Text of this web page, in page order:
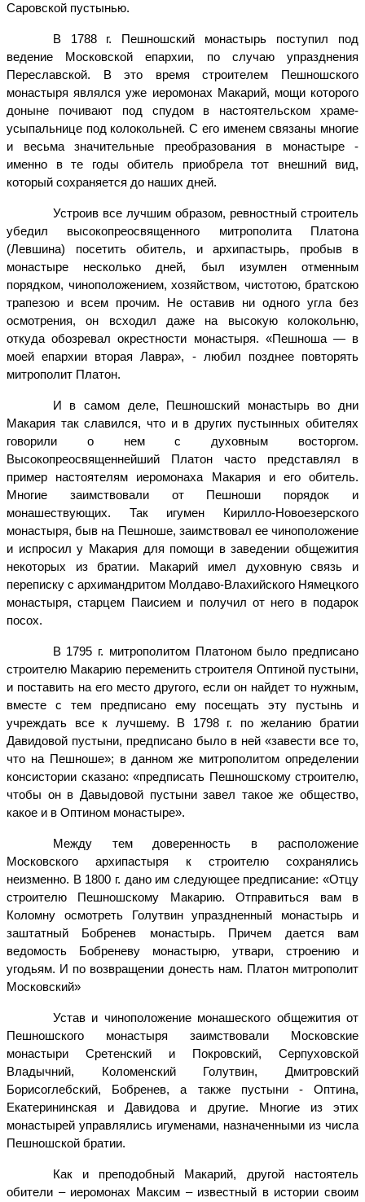
Саровской пустынью.
В 1788 г. Пешношский монастырь поступил под
ведение Московской епархии, по случаю упразднения
Переславской. В это время строителем Пешношского
монастыря являлся уже иеромонах Макарий, мощи которого
доныне почивают под спудом в настоятельском храме-
усыпальнице под колокольней. С его именем связаны многие
и весьма значительные преобразования в монастыре -
именно в те годы обитель приобрела тот внешний вид,
который сохраняется до наших дней.
Устроив все лучшим образом, ревностный строитель
убедил высокопреосвященного митрополита Платона
(Левшина) посетить обитель, и архипастырь, пробыв в
монастыре несколько дней, был изумлен отменным
порядком, чиноположением, хозяйством, чистотою, братскою
трапезою и всем прочим. Не оставив ни одного угла без
осмотрения, он всходил даже на высокую колокольню,
откуда обозревал окрестности монастыря. «Пешноша — в
моей епархии вторая Лавра», - любил позднее повторять
митрополит Платон.
И в самом деле, Пешношский монастырь во дни
Макария так славился, что и в других пустынных обителях
говорили о нем с духовным восторгом.
Высокопреосвященнейший Платон часто представлял в
пример настоятелям иеромонаха Макария и его обитель.
Многие заимствовали от Пешноши порядок и
монашествующих. Так игумен Кирилло-Новоезерского
монастыря, быв на Пешноше, заимствовал ее чиноположение
и испросил у Макария для помощи в заведении общежития
некоторых из братии. Макарий имел духовную связь и
переписку с архимандритом Молдаво-Влахийского Нямецкого
монастыря, старцем Паисием и получил от него в подарок
посох.
В 1795 г. митрополитом Платоном было предписано
строителю Макарию переменить строителя Оптиной пустыни,
и поставить на его место другого, если он найдет то нужным,
вместе с тем предписано ему посещать эту пустынь и
учреждать все к лучшему. В 1798 г. по желанию братии
Давидовой пустыни, предписано было в ней «завести все то,
что на Пешноше»; в данном же митрополитом определении
консистории сказано: «предписать Пешношскому строителю,
чтобы он в Давыдовой пустыни завел такое же общество,
какое и в Оптином монастыре».
Между тем доверенность в расположение
Московского архипастыря к строителю сохранялись
неизменно. В 1800 г. дано им следующее предписание: «Отцу
строителю Пешношскому Макарию. Отправиться вам в
Коломну осмотреть Голутвин упраздненный монастырь и
заштатный Бобренев монастырь. Причем дается вам
ведомость Бобреневу монастырю, утвари, строению и
угодьям. И по возвращении донесть нам. Платон митрополит
Московский»
Устав и чиноположение монашеского общежития от
Пешношского монастыря заимствовали Московские
монастыри Сретенский и Покровский, Серпуховской
Владычний, Коломенский Голутвин, Дмитровский
Борисоглебский, Бобренев, а
также пустыни - Оптина,
Екатерининская и Давидова и другие. Многие из этих
монастырей управлялись игуменами, назначенными из числа
Пешношской братии.
Как и преподобный Макарий, другой настоятель
обители – иеромонах Максим – известный в истории своим